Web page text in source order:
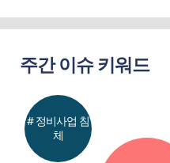
주간 이슈 키워드
# 정비사업 침
체